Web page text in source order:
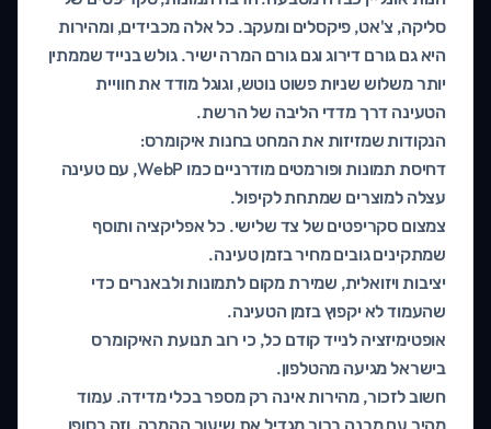
סליקה, צ'אט, פיקסלים ומעקב. כל אלה מכבידים, ומהירות
היא גם גורם דירוג וגם גורם המרה ישיר. גולש בנייד שממתין
יותר משלוש שניות פשוט נוטש, וגוגל מודד את חוויית
הטעינה דרך מדדי הליבה של הרשת.
הנקודות שמזיזות את המחט בחנות איקומרס:
דחיסת תמונות ופורמטים מודרניים כמו WebP, עם טעינה
עצלה למוצרים שמתחת לקיפול.
צמצום סקריפטים של צד שלישי. כל אפליקציה ותוסף
שמתקינים גובים מחיר בזמן טעינה.
יציבות ויזואלית, שמירת מקום לתמונות ולבאנרים כדי
שהעמוד לא יקפוץ בזמן הטעינה.
אופטימיזציה לנייד קודם כל, כי רוב תנועת האיקומרס
בישראל מגיעה מהטלפון.
חשוב לזכור, מהירות אינה רק מספר בכלי מדידה. עמוד
מהיר עם מבנה ברור מגדיל את שיעור ההמרה, וזה בסופו